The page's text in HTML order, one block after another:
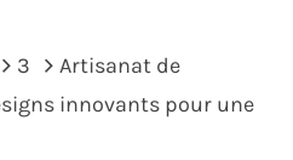
3
Artisanat de
innovants pour une